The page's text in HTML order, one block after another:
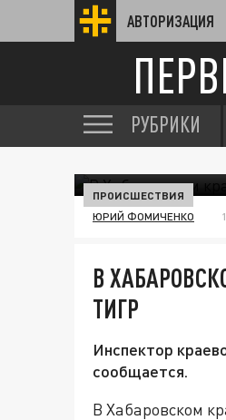
АВТОРИЗАЦИЯ
РУБРИКИ
ПРОИСШЕСТВИЯ
ЮРИЙ ФОМИЧЕНКО
В
ТИГР
Инспектор
сообщается.
В Хабаровском